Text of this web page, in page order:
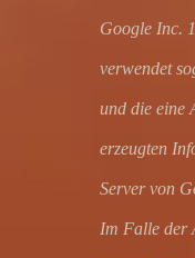
Google Inc.
verwendet
und die eine
erzeugten
Server von
Im Falle der